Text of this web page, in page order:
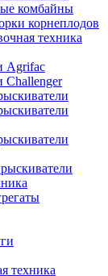
комбайны
корнеплодов
техника
Agrifac
Challenger
техника